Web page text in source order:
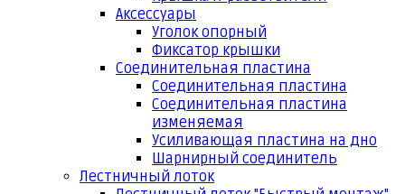
Аксессуары
Уголок опорный
Фиксатор крышки
Соединительная пластина
Соединительная пластина
Соединительная пластина
изменяемая
Усиливающая пластина на дно
Шарнирный соединитель
Лестничный лоток